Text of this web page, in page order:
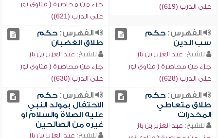
على الدرب (619))
جزء من محاضرة ( فتاوى نور
على الدرب (621))
الفهرس:حكم
سب الدين
للشيخ: عبد العزيز بن باز
جزء من محاضرة ( فتاوى نور
على الدرب (628))
الفهرس:حكم
طلاق الغضبان
للشيخ: عبد العزيز بن باز
جزء من محاضرة ( فتاوى نور
على الدرب (630))
الفهرس:حكم
طلاق متعاطي
المخدرات
للشيخ: عبد العزيز بن باز
الفهرس:حكم
الاحتفال بمولد النبي
عليه الصلاة والسلام أو
غيره من الصالحين
للشيخ: عبد العزيز بن باز